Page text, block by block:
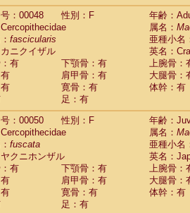
：00048
性別：F
年齢：
属名：
fascicularis
亜種小名
ニクイザル
英名：
有
下顎骨：有
上腕骨：
肩甲骨：有
大腿骨：
寛骨：有
体幹：有
足：有
：00050
性別：F
年齢：
属名：
fuscata
亜種小名
クニホンザル
英名：
有
下顎骨：有
上腕骨：
肩甲骨：有
大腿骨：
寛骨：有
体幹：有
足：有